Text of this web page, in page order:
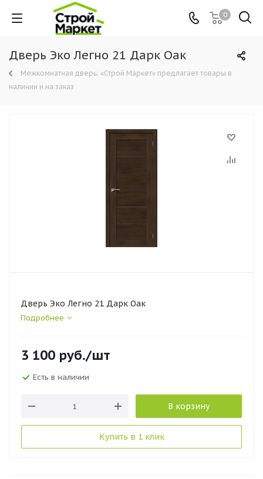
0
Дверь Эко Легно 21 Дарк Оак
Межкомнатная дверь: «Строй Маркет» предлагает товары в
наличии и на заказ
Дверь Эко Легно 21 Дарк Оак
Подробнее
3 100 руб./шт
Есть в наличии
В корзину
Купить в 1 клик